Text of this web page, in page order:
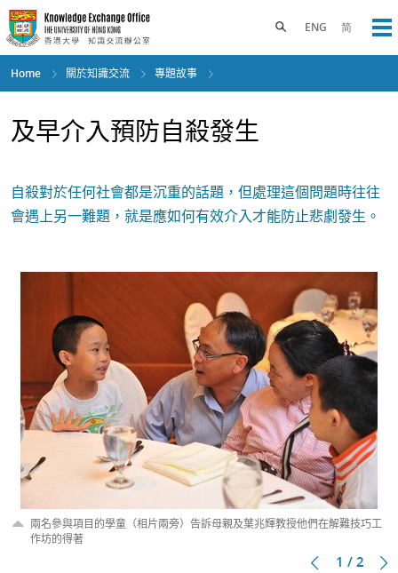
Skip
to
main
content
ENG 简
Toggle search panel
Home 關於知識交流 專題故事
及早介入預防自殺發生
自殺對於任何社會都是沉重的話題，但處理這個問題時往往
會遇上另一難題，就是應如何有效介入才能防止悲劇發生。
兩名參與項目的學童（相片兩旁）告訴母親及葉兆輝教授他們在解難技巧工
作坊的得著
1 / 2